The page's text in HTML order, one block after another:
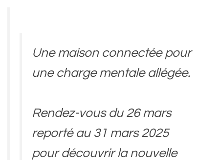
Une maison connectée pour
une charge mentale allégée.
Rendez-vous du 26 mars
reporté au 31 mars 2025
pour découvrir la nouvelle